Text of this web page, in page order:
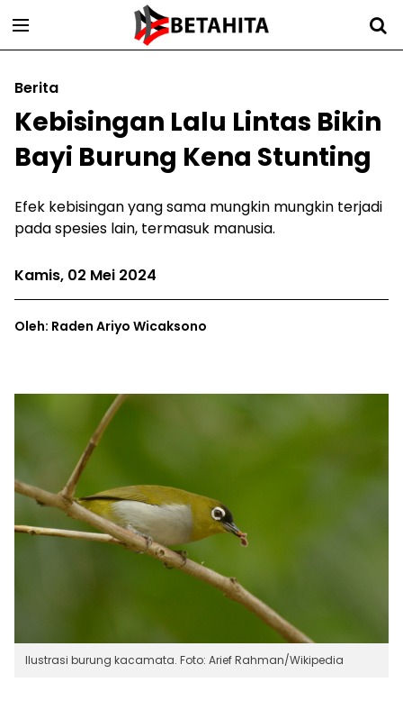
Berita
Kebisingan Lalu Lintas Bikin
Bayi Burung Kena Stunting
Efek kebisingan yang sama mungkin mungkin terjadi
pada spesies lain, termasuk manusia.
Kamis, 02 Mei 2024
Oleh: Raden Ariyo Wicaksono
Ilustrasi burung kacamata. Foto: Arief Rahman/Wikipedia